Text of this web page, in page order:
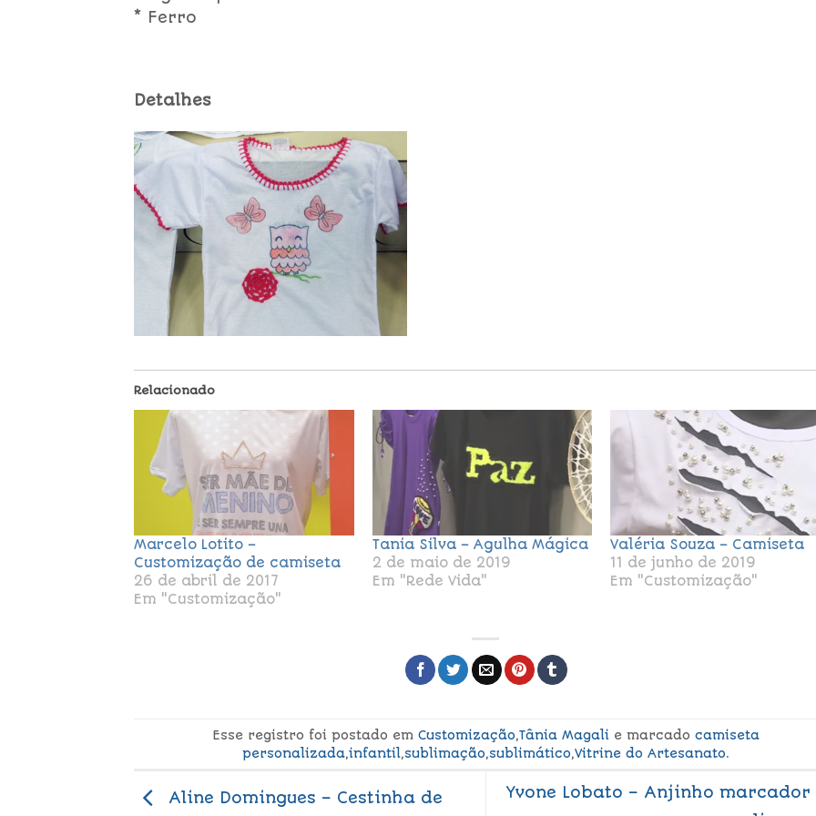
* Ferro
Detalhes
Relacionado
Marcelo Lotito –
Customização de camiseta
26 de abril de 2017
Em "Customização"
Tania Silva – Agulha Mágica
2 de maio de 2019
Em "Rede Vida"
Valéria Souza – Camiseta
11 de junho de 2019
Em "Customização"
Esse registro foi postado em Customização,Tânia Magalie marcado camiseta
personalizada,infantil,sublimação,sublimático,Vitrine do Artesanato.
Aline Domingues – Cestinha de
Yvone Lobato – Anjinho marcador